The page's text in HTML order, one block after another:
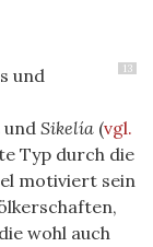
13
und
und Sikelía (vgl.
Typ durch die
motiviert sein
wohl auch